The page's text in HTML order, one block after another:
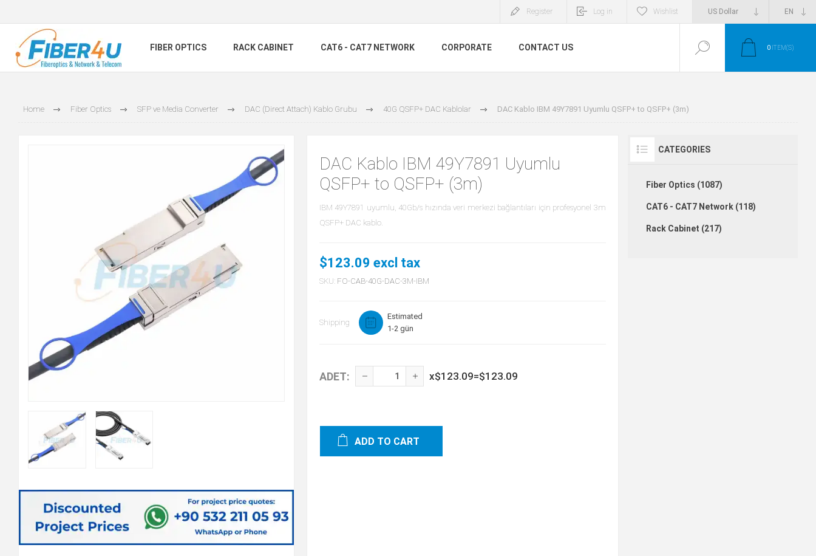
Register Log in Wishlist
FIBER OPTICS RACK CABINET CAT6 - CAT7 NETWORK CORPORATE CONTACT US 0 ITEM(S)
Home Fiber Optics SFP ve Media Converter DAC (Direct Attach) Kablo Grubu 40G QSFP+ DAC Kablolar DAC Kablo IBM 49Y7891 Uyumlu QSFP+ to QSFP+ (3m)
DAC Kablo IBM 49Y7891 Uyumlu
QSFP+ to QSFP+ (3m)
IBM 49Y7891 uyumlu, 40Gb/s hızında veri merkezi bağlantıları için profesyonel 3m
QSFP+ DAC kablo.
$123.09 excl tax
SKU: FO-CAB-40G-DAC-3M-IBM
Shipping
Estimated
1-2 gün
ADET: x$123.09=$123.09
ADD TO CART
CATEGORIES
Fiber Optics (1087)
CAT6 - CAT7 Network (118)
Rack Cabinet (217)